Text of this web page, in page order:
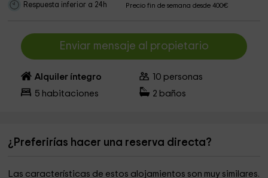
Respuesta inferior a 24h Precio fin de semana desde 400€
Enviar mensaje al propietario
Alquiler íntegro 10 personas
5 habitaciones 2 baños
¿Preferirías hacer una reserva directa?
Las características de estos alojamientos son muy similares.